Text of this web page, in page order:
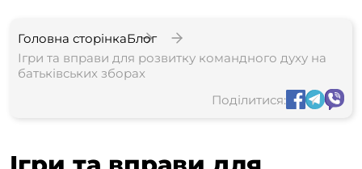
Головна сторінкаБлог
Ігри та вправи для розвитку командного духу на
батьківських зборах
Поділитися: